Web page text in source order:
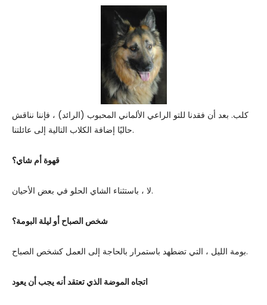
كلب. بعد أن فقدنا للتو الراعي الألماني المحبوب (الرائد) ، فإننا نناقش
حاليًا إضافة الكلاب التالية إلى عائلتنا.
قهوة أم شاي؟
لا ، باستثناء الشاي الحلو في بعض الأحيان.
شخص الصباح أو ليلة البومة؟
بومة الليل ، التي تضطهد باستمرار بالحاجة إلى العمل كشخص الصباح.
اتجاه الموضة الذي تعتقد أنه يجب أن يعود